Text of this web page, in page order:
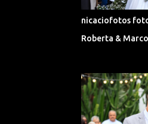
nicaciofotos
Roberta &